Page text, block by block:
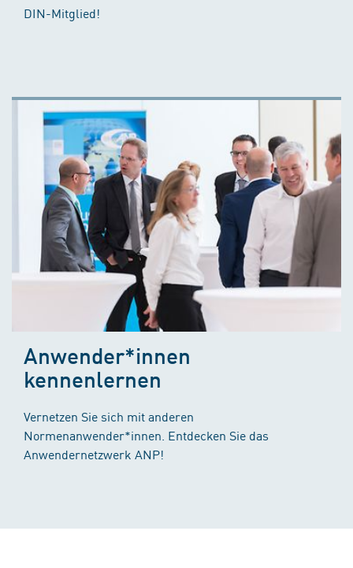
DIN-Mitglied!
Anwender*innen
kennenlernen
Vernetzen Sie sich mit anderen
Normenanwender*innen. Entdecken Sie das
Anwendernetzwerk ANP!